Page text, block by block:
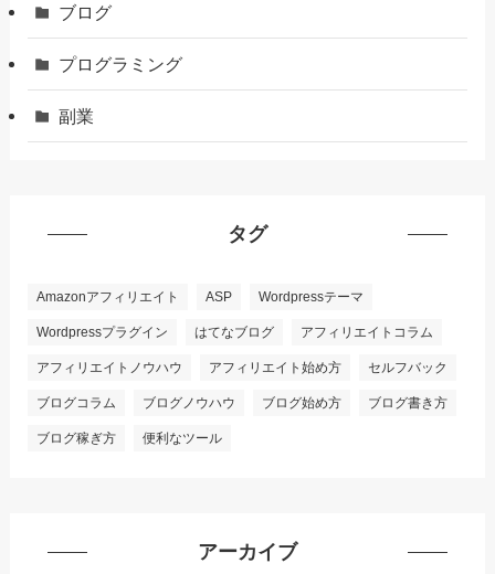
ブログ
プログラミング
副業
タグ
Amazonアフィリエイト ASP Wordpressテーマ
Wordpressプラグイン はてなブログ アフィリエイトコラム
アフィリエイトノウハウ アフィリエイト始め方 セルフバック
ブログコラム ブログノウハウ ブログ始め方 ブログ書き方
ブログ稼ぎ方 便利なツール
アーカイブ